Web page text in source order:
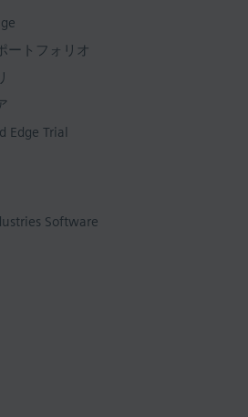
ートフォリオ
Edge Trial
Software